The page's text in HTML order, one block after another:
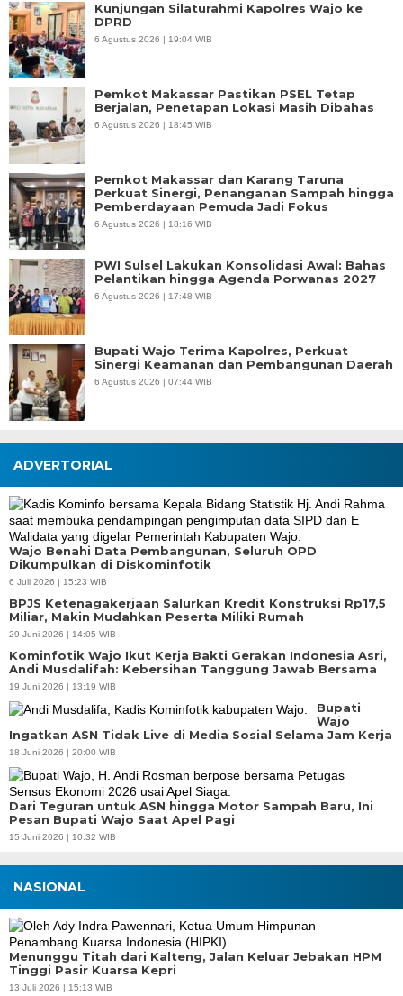
Kunjungan Silaturahmi Kapolres Wajo ke
DPRD
6 Agustus 2026 | 19:04 WIB
Pemkot Makassar Pastikan PSEL Tetap
Berjalan, Penetapan Lokasi Masih Dibahas
6 Agustus 2026 | 18:45 WIB
Pemkot Makassar dan Karang Taruna
Perkuat Sinergi, Penanganan Sampah hingga
Pemberdayaan Pemuda Jadi Fokus
6 Agustus 2026 | 18:16 WIB
PWI Sulsel Lakukan Konsolidasi Awal: Bahas
Pelantikan hingga Agenda Porwanas 2027
6 Agustus 2026 | 17:48 WIB
Bupati Wajo Terima Kapolres, Perkuat
Sinergi Keamanan dan Pembangunan Daerah
6 Agustus 2026 | 07:44 WIB
ADVERTORIAL
Wajo Benahi Data Pembangunan, Seluruh OPD
Dikumpulkan di Diskominfotik
6 Juli 2026 | 15:23 WIB
BPJS Ketenagakerjaan Salurkan Kredit Konstruksi Rp17,5
Miliar, Makin Mudahkan Peserta Miliki Rumah
29 Juni 2026 | 14:05 WIB
Kominfotik Wajo Ikut Kerja Bakti Gerakan Indonesia Asri,
Andi Musdalifah: Kebersihan Tanggung Jawab Bersama
19 Juni 2026 | 13:19 WIB
Bupati
Wajo
Ingatkan ASN Tidak Live di Media Sosial Selama Jam Kerja
18 Juni 2026 | 20:00 WIB
Dari Teguran untuk ASN hingga Motor Sampah Baru, Ini
Pesan Bupati Wajo Saat Apel Pagi
15 Juni 2026 | 10:32 WIB
NASIONAL
Menunggu Titah dari Kalteng, Jalan Keluar Jebakan HPM
Tinggi Pasir Kuarsa Kepri
13 Juli 2026 | 15:13 WIB